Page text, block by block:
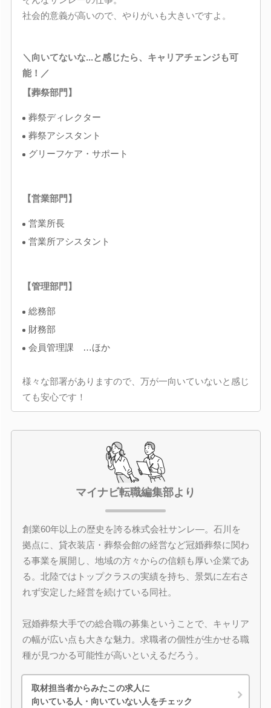
社会的意義が高いので、やりがいも大きいですよ。
＼向いてないな...と感じたら、キャリアチェンジも可
能！／
【葬祭部門】
葬祭ディレクター
葬祭アシスタント
グリーフケア・サポート
【営業部門】
営業所長
営業所アシスタント
【管理部門】
総務部
財務部
会員管理課 …ほか
様々な部署がありますので、万が一向いていないと感じ
ても安心です！
マイナビ転職編集部より
創業60年以上の歴史を誇る株式会社サンレ―。石川を
拠点に、貸衣装店・葬祭会館の経営など冠婚葬祭に関わ
る事業を展開し、地域の方々からの信頼も厚い企業であ
る。北陸ではトップクラスの実績を持ち、景気に左右さ
れず安定した経営を続けている同社。
冠婚葬祭大手での総合職の募集ということで、キャリア
の幅が広い点も大きな魅力。求職者の個性が生かせる職
種が見つかる可能性が高いといえるだろう。
取材担当者からみたこの求人に
向いている人・向いていない人をチェック